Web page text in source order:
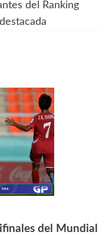
del Ranking
del Mundial